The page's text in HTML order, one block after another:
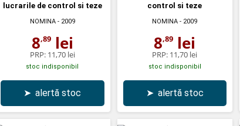
lucrarile de control si teze
NOMINA- 2009
8,89lei
PRP: 11,70 lei
stoc indisponibil
➤ alertă stoc
control si teze
NOMINA - 2009
8,89 lei
PRP: 11,70 lei
stoc indisponibil
➤ alertă stoc